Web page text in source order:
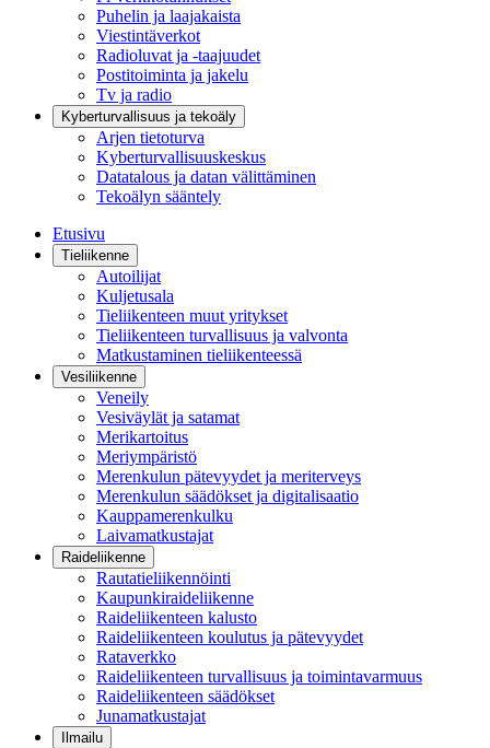
Puhelin ja laajakaista
Viestintäverkot
Radioluvat ja -taajuudet
Postitoiminta ja jakelu
Tv ja radio
Kyberturvallisuus ja tekoäly
Arjen tietoturva
Kyberturvallisuuskeskus
Datatalous ja datan välittäminen
Tekoälyn sääntely
Etusivu
Tieliikenne
Autoilijat
Kuljetusala
Tieliikenteen muut yritykset
Tieliikenteen turvallisuus ja valvonta
Matkustaminen tieliikenteessä
Vesiliikenne
Veneily
Vesiväylät ja satamat
Merikartoitus
Meriympäristö
Merenkulun pätevyydet ja meriterveys
Merenkulun säädökset ja digitalisaatio
Kauppamerenkulku
Laivamatkustajat
Raideliikenne
Rautatieliikennöinti
Kaupunkiraideliikenne
Raideliikenteen kalusto
Raideliikenteen koulutus ja pätevyydet
Rataverkko
Raideliikenteen turvallisuus ja toimintavarmuus
Raideliikenteen säädökset
Junamatkustajat
Ilmailu